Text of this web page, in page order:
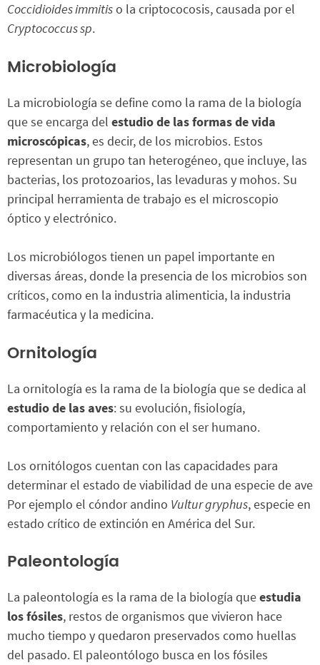
Coccidioides immitiso la criptococosis, causada por el
Cryptococcus sp.
Microbiología
La microbiología se define como la rama de la biología
que se encarga del estudio de las formas de vida
microscópicas, es decir, de los microbios. Estos
representan un grupo tan heterogéneo, que incluye, las
bacterias, los protozoarios, las levaduras y mohos. Su
principal herramienta de trabajo es el microscopio
óptico y electrónico.
Los microbiólogos tienen un papel importante en
diversas áreas, donde la presencia de los microbios son
críticos, como en la industria alimenticia, la industria
farmacéutica y la medicina.
Ornitología
La ornitología es la rama de la biología que se dedica al
estudio de las aves: su evolución, fisiología,
comportamiento y relación con el ser humano.
Los ornitólogos cuentan con las capacidades para
determinar el estado de viabilidad de una especie de ave
Por ejemplo el cóndor andino Vultur gryphus, especie en
estado crítico de extinción en América del Sur.
Paleontología
La paleontología es la rama de la biología queestudia
los fósiles, restos de organismos que vivieron hace
mucho tiempo y quedaron preservados como huellas
del pasado. El paleontólogo busca en los fósiles